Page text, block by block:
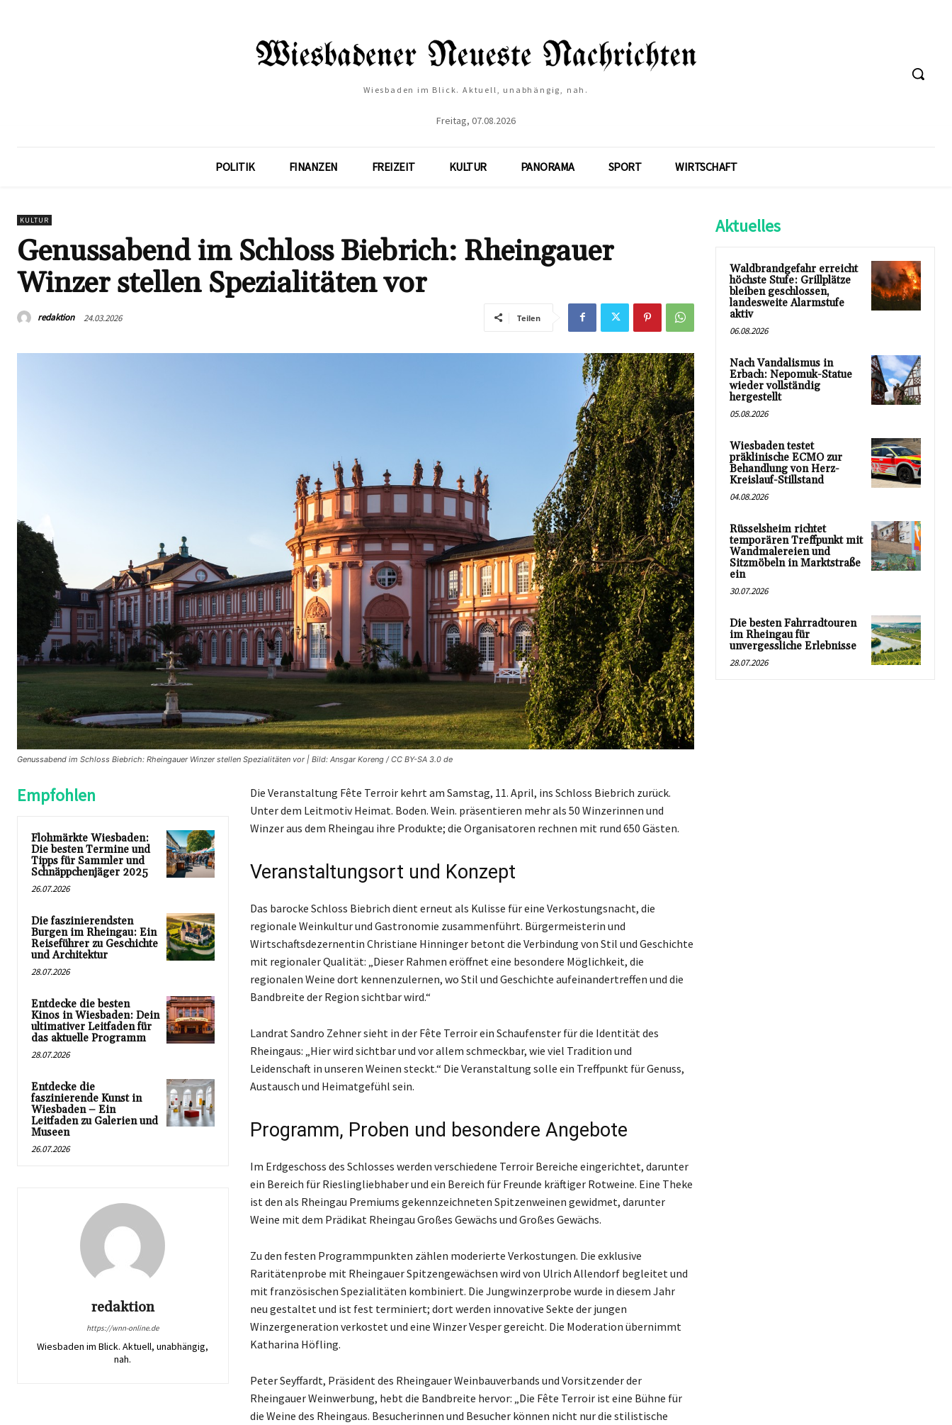
Wiesbaden im Blick. Aktuell, unabhängig, nah.
Freitag, 07.08.2026
POLITIK FINANZEN FREIZEIT KULTUR PANORAMA SPORT WIRTSCHAFT
KULTUR
Genussabend im Schloss Biebrich: Rheingauer
Winzer stellen Spezialitäten vor
redaktion 24.03.2026 Teilen
Genussabend im Schloss Biebrich: Rheingauer Winzer stellen Spezialitäten vor | Bild: Ansgar Koreng / CC BY-SA 3.0 de
Empfohlen
Flohmärkte Wiesbaden:
Die besten Termine und
Tipps für Sammler und
Schnäppchenjäger 2025
26.07.2026
Die faszinierendsten
Burgen im Rheingau: Ein
Reiseführer zu Geschichte
und Architektur
28.07.2026
Entdecke die besten
Kinos in Wiesbaden: Dein
ultimativer Leitfaden für
das aktuelle Programm
28.07.2026
Entdecke die
faszinierende Kunst in
Wiesbaden – Ein
Leitfaden zu Galerien und
Museen
26.07.2026
redaktion
https://wnn-online.de
Wiesbaden im Blick. Aktuell, unabhängig,
nah.
Die Veranstaltung Fête Terroir kehrt am Samstag, 11. April, ins Schloss Biebrich zurück.
Unter dem Leitmotiv Heimat. Boden. Wein. präsentieren mehr als 50 Winzerinnen und
Winzer aus dem Rheingau ihre Produkte; die Organisatoren rechnen mit rund 650 Gästen.
Veranstaltungsort und Konzept
Das barocke Schloss Biebrich dient erneut als Kulisse für eine Verkostungsnacht, die
regionale Weinkultur und Gastronomie zusammenführt. Bürgermeisterin und
Wirtschaftsdezernentin Christiane Hinninger betont die Verbindung von Stil und Geschichte
mit regionaler Qualität: „Dieser Rahmen eröffnet eine besondere Möglichkeit, die
regionalen Weine dort kennenzulernen, wo Stil und Geschichte aufeinandertreffen und die
Bandbreite der Region sichtbar wird.“
Landrat Sandro Zehner sieht in der Fête Terroir ein Schaufenster für die Identität des
Rheingaus: „Hier wird sichtbar und vor allem schmeckbar, wie viel Tradition und
Leidenschaft in unseren Weinen steckt.“ Die Veranstaltung solle ein Treffpunkt für Genuss,
Austausch und Heimatgefühl sein.
Programm, Proben und besondere Angebote
Im Erdgeschoss des Schlosses werden verschiedene Terroir Bereiche eingerichtet, darunter
ein Bereich für Rieslingliebhaber und ein Bereich für Freunde kräftiger Rotweine. Eine Theke
ist den als Rheingau Premiums gekennzeichneten Spitzenweinen gewidmet, darunter
Weine mit dem Prädikat Rheingau Großes Gewächs und Großes Gewächs.
Zu den festen Programmpunkten zählen moderierte Verkostungen. Die exklusive
Raritätenprobe mit Rheingauer Spitzengewächsen wird von Ulrich Allendorf begleitet und
mit französischen Spezialitäten kombiniert. Die Jungwinzerprobe wurde in diesem Jahr
neu gestaltet und ist fest terminiert; dort werden innovative Sekte der jungen
Winzergeneration verkostet und eine Winzer Vesper gereicht. Die Moderation übernimmt
Katharina Höfling.
Peter Seyffardt, Präsident des Rheingauer Weinbauverbands und Vorsitzender der
Rheingauer Weinwerbung, hebt die Bandbreite hervor: „Die Fête Terroir ist eine Bühne für
die Weine des Rheingaus. Besucherinnen und Besucher können nicht nur die stilistische
Aktuelles
Waldbrandgefahr erreicht
höchste Stufe: Grillplätze
bleiben geschlossen,
landesweite Alarmstufe
aktiv
06.08.2026
Nach Vandalismus in
Erbach: Nepomuk-Statue
wieder vollständig
hergestellt
05.08.2026
Wiesbaden testet
präklinische ECMO zur
Behandlung von Herz-
Kreislauf-Stillstand
04.08.2026
Rüsselsheim richtet
temporären Treffpunkt mit
Wandmalereien und
Sitzmöbeln in Marktstraße
ein
30.07.2026
Die besten Fahrradtouren
im Rheingau für
unvergessliche Erlebnisse
28.07.2026